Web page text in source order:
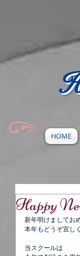
HOME
Happy
新年明けましてお
本年もどうぞ宜し
当スクールは